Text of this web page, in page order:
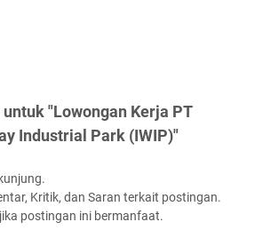
"Lowongan Kerja PT
Industrial Park (IWIP)"
Kritik, dan Saran terkait postingan.
postingan ini bermanfaat.